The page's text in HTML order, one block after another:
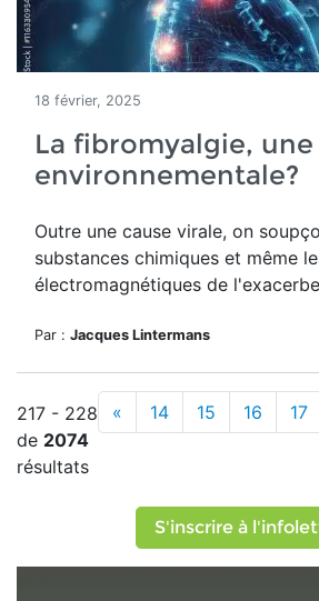
18 février, 2025
La fibromyalgie,
environnementale?
Outre une cause virale, on
substances chimiques et même
électromagnétiques de
Par : Jacques Lintermans
217 - 228
de 2074
résultats
« 14 15 16 17
S'inscrire à